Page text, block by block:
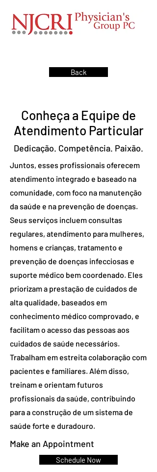
Back
Conheça a Equipe de
Atendimento Particular
Dedicação. Competência. Paixão.
Juntos, esses profissionais oferecem
atendimento integrado e baseado na
comunidade, com foco na manutenção
da saúde e na prevenção de doenças.
Seus serviços incluem consultas
regulares, atendimento para mulheres,
homens e crianças, tratamento e
prevenção de doenças infecciosas e
suporte médico bem coordenado. Eles
priorizam a prestação de cuidados de
alta qualidade, baseados em
conhecimento médico comprovado, e
facilitam o acesso das pessoas aos
cuidados de saúde necessários.
Trabalham em estreita colaboração com
pacientes e familiares. Além disso,
treinam e orientam futuros
profissionais da saúde, contribuindo
para a construção de um sistema de
saúde forte e duradouro.
Make an Appointment
Schedule Now